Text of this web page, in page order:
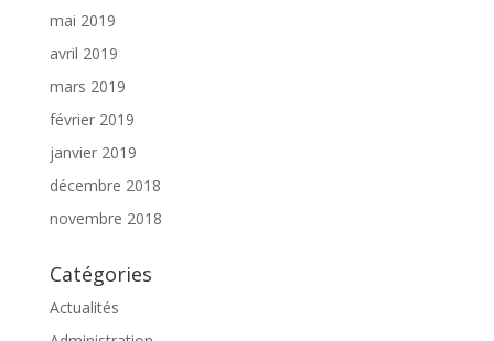
mai 2019
avril 2019
mars 2019
février 2019
janvier 2019
décembre 2018
novembre 2018
Catégories
Actualités